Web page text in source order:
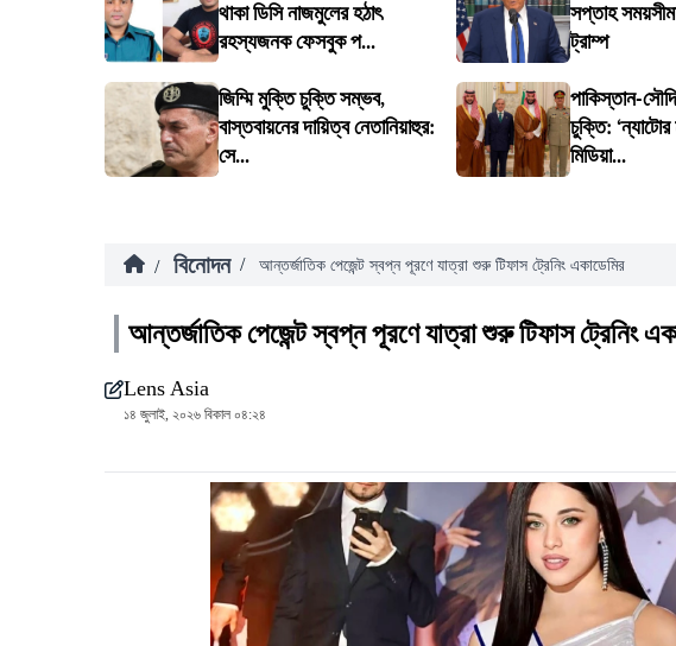
থাকা ডিসি নাজমুলের হঠাৎ
রহস্যজনক ফেসবুক প...
সপ্তাহ
ট্রাম্প
জিম্মি মুক্তি চুক্তি সম্ভব,
বাস্তবায়নের দায়িত্ব নেতানিয়াহুর:
সে...
পাকিস্তান-
চুক্তি:
মিডিয়া...
/ বিনোদন / আন্তর্জাতিক পেজেন্ট স্বপ্ন পূরণে যাত্রা শুরু টিফাস ট্রেনিং একাডেমির
আন্তর্জাতিক পেজেন্ট স্বপ্ন পূরণে যাত্রা শুরু টিফাস ট্রেনিং
Lens Asia
১৪ জুলাই, ২০২৬ বিকাল ০৪:২৪